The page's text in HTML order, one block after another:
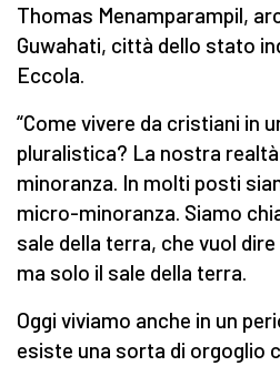
Thomas Menamparampil,
Guwahati, città dello stato
Eccola.
“Come vivere da cristiani in
pluralistica? La nostra realtà
minoranza. In molti posti
micro-minoranza. Siamo
sale della terra, che vuol
ma solo il sale della terra.
Oggi viviamo anche in un
esiste una sorta di orgoglio